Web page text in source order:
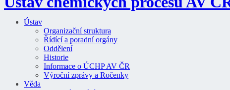
Ústav
Organizační struktura
Řídící a poradní orgány
Oddělení
Historie
Informace o ÚCHP AV ČR
Výroční zprávy a Ročenky
Věda